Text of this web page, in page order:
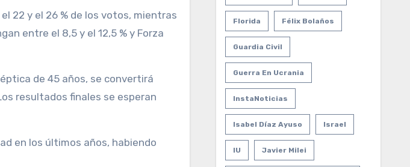
22 y el 26 % de los votos, mientras
entre el 8,5 y el 12,5 % y Forza
de 45 años, se convertirá
resultados finales se esperan
en los últimos años, habiendo
Florida Félix Bolaños
Guardia Civil
Guerra En Ucrania
InstaNoticias
Isabel Díaz Ayuso Israel
IU Javier Milei